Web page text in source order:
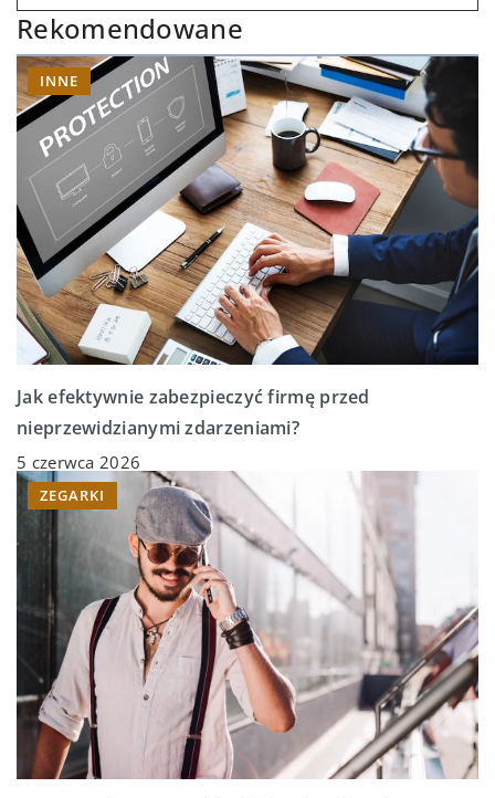
Rekomendowane
INNE
Jak efektywnie zabezpieczyć firmę przed
nieprzewidzianymi zdarzeniami?
5 czerwca 2026
ZEGARKI